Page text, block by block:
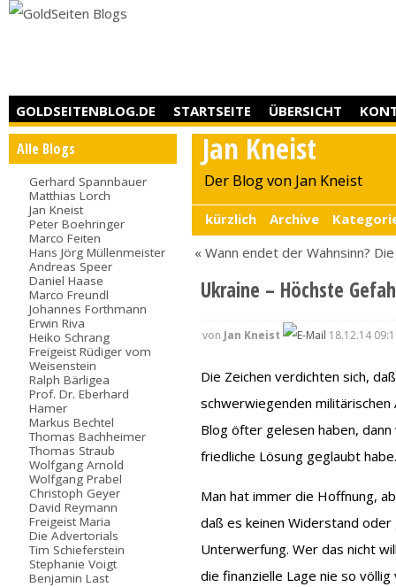
GOLDSEITENBLOG.DE STARTSEITE ÜBERSICHT
Alle Blogs
Gerhard Spannbauer
Matthias Lorch
Jan Kneist
Peter Boehringer
Marco Feiten
Hans Jörg Müllenmeister
Andreas Speer
Daniel Haase
Marco Freundl
Johannes Forthmann
Erwin Riva
Heiko Schrang
Freigeist Rüdiger vom
Weisenstein
Ralph Bärligea
Prof. Dr. Eberhard
Hamer
Markus Bechtel
Thomas Bachheimer
Thomas Straub
Wolfgang Arnold
Wolfgang Prabel
Christoph Geyer
David Reymann
Freigeist Maria
Die Advertorials
Tim Schieferstein
Stephanie Voigt
Benjamin Last
Jan Kneist
Der Blog von Jan Kneist
kürzlich Archive
« Wann endet der Wahnsinn?
Ukraine – Höchste
von Jan Kneist 18.12.14
Die Zeichen verdichten sich,
schwerwiegenden militärischen
Blog öfter gelesen haben, dann
friedliche Lösung geglaubt
Man hat immer die Hoffnung,
daß es keinen Widerstand
Unterwerfung. Wer das nicht
die finanzielle Lage nie so